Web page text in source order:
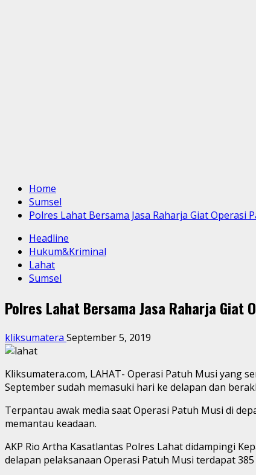
Home
Sumsel
Polres Lahat Bersama Jasa Raharja Giat Operasi
Headline
Hukum&Kriminal
Lahat
Sumsel
Polres Lahat Bersama Jasa Raharja Giat
kliksumatera September 5, 2019
Kliksumatera.com, LAHAT- Operasi Patuh Musi yang
September sudah memasuki hari ke delapan dan
Terpantau awak media saat Operasi Patuh Musi di
memantau keadaan.
AKP Rio Artha Kasatlantas Polres Lahat didampingi
delapan pelaksanaan Operasi Patuh Musi terdapat